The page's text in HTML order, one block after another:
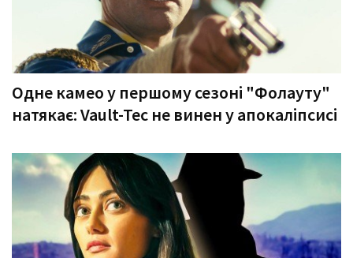
Одне камео у першому сезоні "Фолауту"
натякає: Vault-Tec не винен у апокаліпсисі